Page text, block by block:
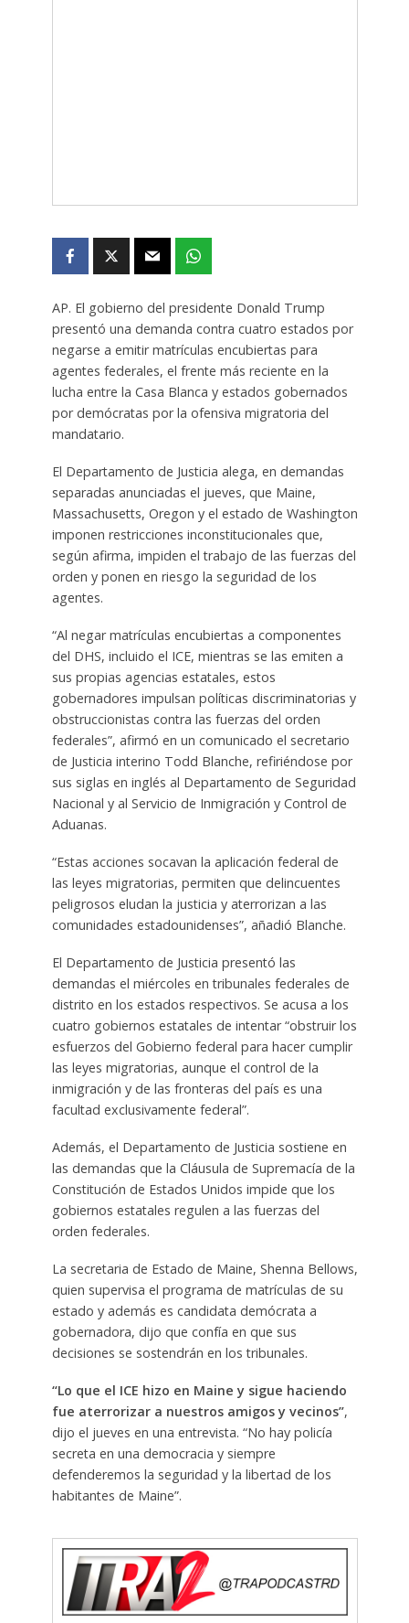
AP. El gobierno del presidente Donald Trump
presentó una demanda contra cuatro estados por
negarse a emitir matrículas encubiertas para
agentes federales, el frente más reciente en la
lucha entre la Casa Blanca y estados gobernados
por demócratas por la ofensiva migratoria del
mandatario.
El Departamento de Justicia alega, en demandas
separadas anunciadas el jueves, que Maine,
Massachusetts, Oregon y el estado de Washington
imponen restricciones inconstitucionales que,
según afirma, impiden el trabajo de las fuerzas del
orden y ponen en riesgo la seguridad de los
agentes.
“Al negar matrículas encubiertas a componentes
del DHS, incluido el ICE, mientras se las emiten a
sus propias agencias estatales, estos
gobernadores impulsan políticas discriminatorias y
obstruccionistas contra las fuerzas del orden
federales”, afirmó en un comunicado el secretario
de Justicia interino Todd Blanche, refiriéndose por
sus siglas en inglés al Departamento de Seguridad
Nacional y al Servicio de Inmigración y Control de
Aduanas.
“Estas acciones socavan la aplicación federal de
las leyes migratorias, permiten que delincuentes
peligrosos eludan la justicia y aterrorizan a las
comunidades estadounidenses”, añadió Blanche.
El Departamento de Justicia presentó las
demandas el miércoles en tribunales federales de
distrito en los estados respectivos. Se acusa a los
cuatro gobiernos estatales de intentar “obstruir los
esfuerzos del Gobierno federal para hacer cumplir
las leyes migratorias, aunque el control de la
inmigración y de las fronteras del país es una
facultad exclusivamente federal”.
Además, el Departamento de Justicia sostiene en
las demandas que la Cláusula de Supremacía de la
Constitución de Estados Unidos impide que los
gobiernos estatales regulen a las fuerzas del
orden federales.
La secretaria de Estado de Maine, Shenna Bellows,
quien supervisa el programa de matrículas de su
estado y además es candidata demócrata a
gobernadora, dijo que confía en que sus
decisiones se sostendrán en los tribunales.
“Lo que el ICE hizo en Maine y sigue haciendo
fue aterrorizar a nuestros amigos y vecinos”,
dijo el jueves en una entrevista. “No hay policía
secreta en una democracia y siempre
defenderemos la seguridad y la libertad de los
habitantes de Maine”.